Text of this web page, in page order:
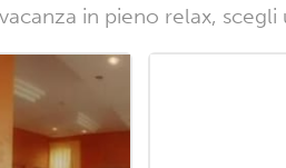
in pieno relax,